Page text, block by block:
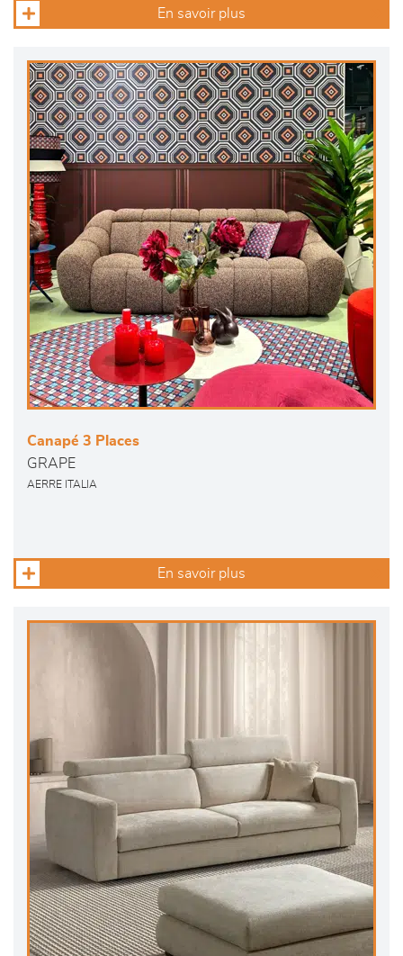
En savoir plus
Canapé 3 Places
GRAPE
AERRE ITALIA
En savoir plus